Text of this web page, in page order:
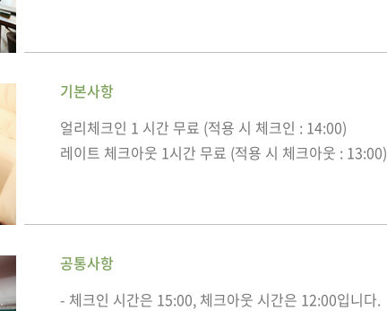
기본사항
얼리체크인 1 시간 무료 (적용 시 체크인 : 14:00)
레이트 체크아웃 1시간 무료 (적용 시 체크아웃 : 13:00)
공통사항
- 체크인 시간은 15:00, 체크아웃 시간은 12:00입니다.